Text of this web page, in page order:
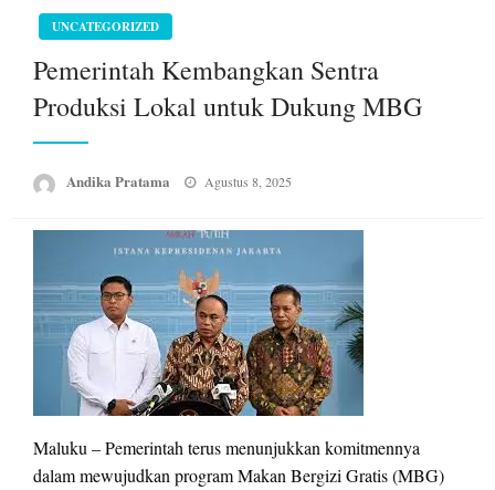
UNCATEGORIZED
Pemerintah Kembangkan Sentra
Produksi Lokal untuk Dukung MBG
Andika Pratama
Posted
Agustus 8, 2025
Maluku – Pemerintah terus menunjukkan komitmennya
dalam mewujudkan program Makan Bergizi Gratis (MBG)